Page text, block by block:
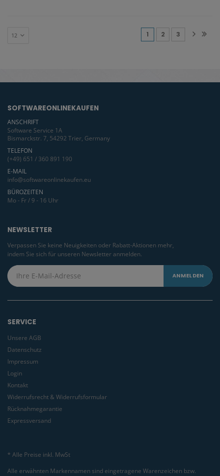
1(current)
2 3
SOFTWAREONLINEKAUFEN
ANSCHRIFT
Software Service 1A
Bismarckstr. 7, 54292 Trier, Germany
TELEFON
(+49) 651 / 360 891 190
E-MAIL
info@softwareonlinekaufen.eu
BÜROZEITEN
Mo - Fr / 9 - 16 Uhr
NEWSLETTER
Verpassen Sie keine Neuigkeiten oder Rabatt-Aktionen mehr,
indem Sie sich für unseren Newsletter anmelden.
SERVICE
Unsere AGB
Datenschutz
Impressum
Login
Kontakt
Widerrufsrecht & Widerrufsformular
Rücknahmegarantie
Expressversand
* Alle Preise inkl. MwSt
Alle erwähnten Markennamen sind eingetragene Warenzeichen bzw.